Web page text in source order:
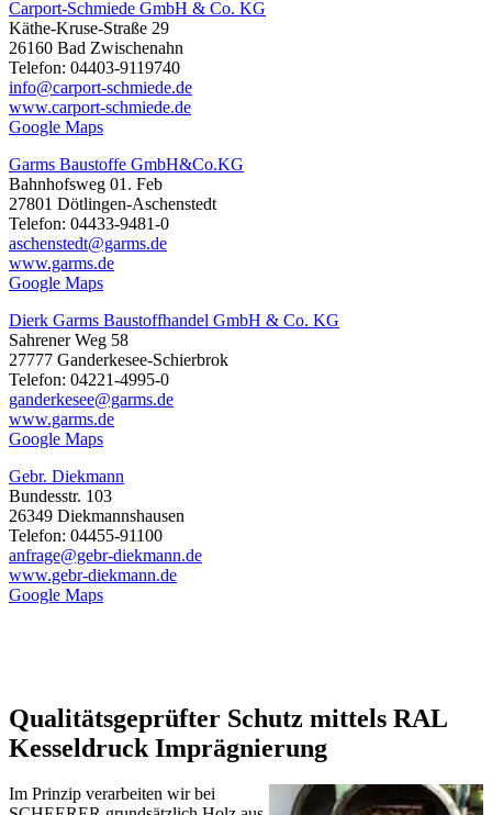
Carport-Schmiede GmbH & Co. KG
Käthe-Kruse-Straße 29
26160 Bad Zwischenahn
Telefon: 04403-9119740
info@carport-schmiede.de
www.carport-schmiede.de
Google Maps
Garms Baustoffe GmbH&Co.KG
Bahnhofsweg 01. Feb
27801 Dötlingen-Aschenstedt
Telefon: 04433-9481-0
aschenstedt@garms.de
www.garms.de
Google Maps
Dierk Garms Baustoffhandel GmbH & Co. KG
Sahrener Weg 58
27777 Ganderkesee-Schierbrok
Telefon: 04221-4995-0
ganderkesee@garms.de
www.garms.de
Google Maps
Gebr. Diekmann
Bundesstr. 103
26349 Diekmannshausen
Telefon: 04455-91100
anfrage@gebr-diekmann.de
www.gebr-diekmann.de
Google Maps
Qualitätsgeprüfter Schutz mittels RAL
Kesseldruck Imprägnierung
Im Prinzip verarbeiten wir bei